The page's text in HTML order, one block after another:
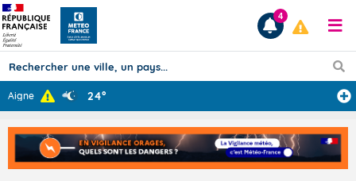
Prévisions
TOUS LES RÉSULTATS
4
Aigne 24°